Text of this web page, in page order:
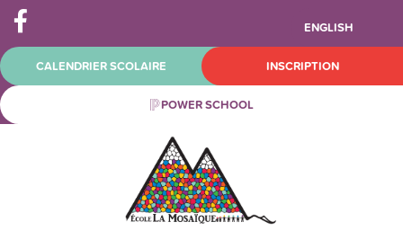
ENGLISH
CALENDRIER SCOLAIRE INSCRIPTION
POWER SCHOOL